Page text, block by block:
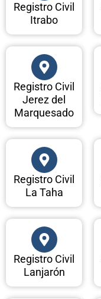
Registro Civil
Itrabo
Registro Civil
Jerez del
Marquesado
Registro Civil
La Taha
Registro Civil
Lanjarón